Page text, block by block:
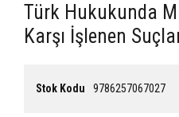
Türk Hukukunda
Karşı İşlenen
Stok Kodu 9786257067027